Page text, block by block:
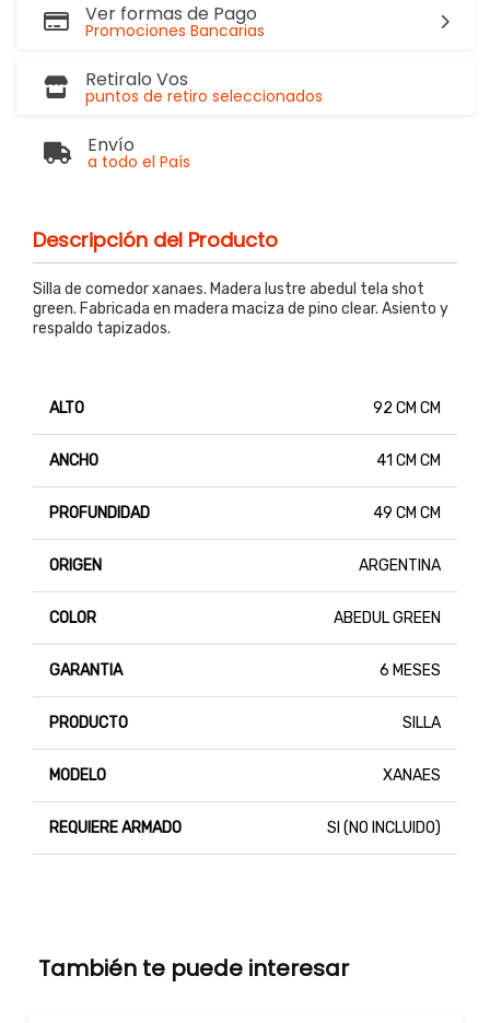
Ver formas de Pago
Promociones Bancarias
Retiralo Vos
puntos de retiro seleccionados
Envío
a todo el País
Descripción del Producto
Silla de comedor xanaes. Madera lustre abedul tela shot
green. Fabricada en madera maciza de pino clear. Asiento y
respaldo tapizados.
ALTO 92 CM CM
ANCHO 41 CM CM
PROFUNDIDAD 49 CM CM
ORIGEN ARGENTINA
COLOR ABEDUL GREEN
GARANTIA 6 MESES
PRODUCTO SILLA
MODELO XANAES
REQUIERE ARMADO SI (NO INCLUIDO)
También te puede interesar